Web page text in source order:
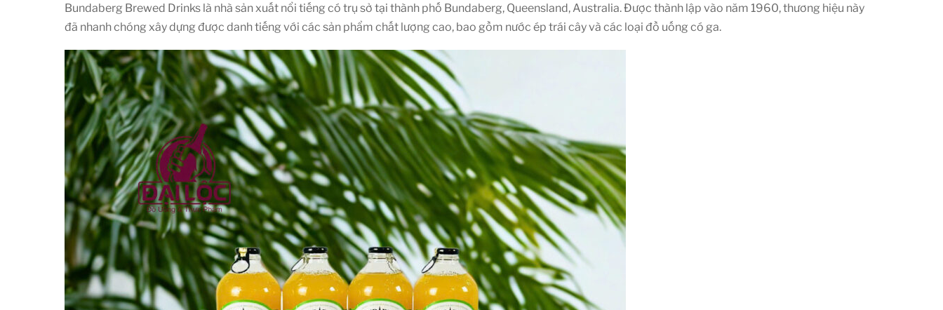
Bundaberg Brewed Drinks là nhà sản xuất nổi tiếng có trụ sở tại thành phố Bundaberg, Queensland, Australia. Được thành lập vào năm 1960, thương hiệu này
đã nhanh chóng xây dựng được danh tiếng với các sản phẩm chất lượng cao, bao gồm nước ép trái cây và các loại đồ uống có ga.